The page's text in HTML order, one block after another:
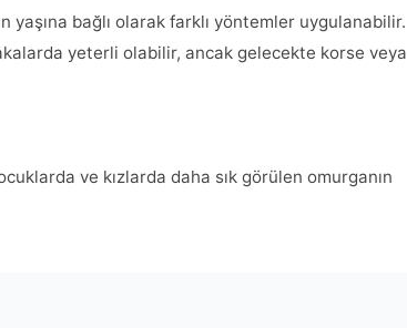
yaşına bağlı olarak farklı yöntemler uygulanabilir.
yeterli olabilir, ancak gelecekte korse veya
ve kızlarda daha sık görülen omurganın